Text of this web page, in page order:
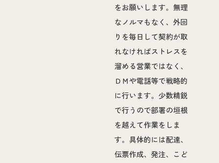
をお願いします。無理
なノルマもなく、外回
りを毎日して契約が取
れなければストレスを
溜める営業ではなく、
ＤＭや電話等で戦略的
に行います。少数精鋭
で行うので部署の垣根
を越えて作業をしま
す。具体的には配達、
伝票作成、発注、こど